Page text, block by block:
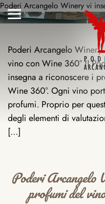
Salta
al
Attiva/disattiva
Poderi Arcangelo Winery vi
Poderi Arcangelo
vino con Wine 360° !!
insegna a riconoscere i
Wine 360°. Ogni vino
profumi. Proprio per
degli elementi di
[…]
Poderi Arcangelo
profumi del